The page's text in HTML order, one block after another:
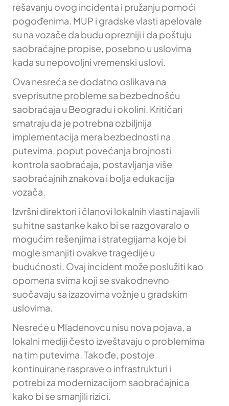
rešavanju ovog incidenta i pružanju pomoći
pogođenima. MUP i gradske vlasti apelovale
su na vozače da budu oprezniji i da poštuju
saobraćajne propise, posebno u uslovima
kada su nepovoljni vremenski uslovi.
Ova nesreća se dodatno oslikava na
sveprisutne probleme sa bezbednošću
saobraćaja u Beogradu i okolini. Kritičari
smatraju da je potrebna ozbiljnija
implementacija mera bezbednosti na
putevima, poput povećanja brojnosti
kontrola saobraćaja, postavljanja više
saobraćajnih znakova i bolja edukacija
vozača.
Izvršni direktori i članovi lokalnih vlasti najavili
su hitne sastanke kako bi se razgovaralo o
mogućim rešenjima i strategijama koje bi
mogle smanjiti ovakve tragedije u
budućnosti. Ovaj incident može poslužiti kao
opomena svima koji se svakodnevno
suočavaju sa izazovima vožnje u gradskim
uslovima.
Nesreće u Mladenovcu nisu nova pojava, a
lokalni mediji često izveštavaju o problemima
na tim putevima. Takođe, postoje
kontinuirane rasprave o infrastrukturi i
potrebi za modernizacijom saobraćajnica
kako bi se smanjili rizici.